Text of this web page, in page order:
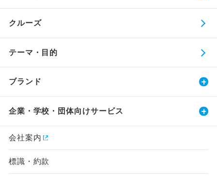
クルーズ
テーマ・目的
ブランド
企業・学校・団体向けサービス
会社案内
標識・約款